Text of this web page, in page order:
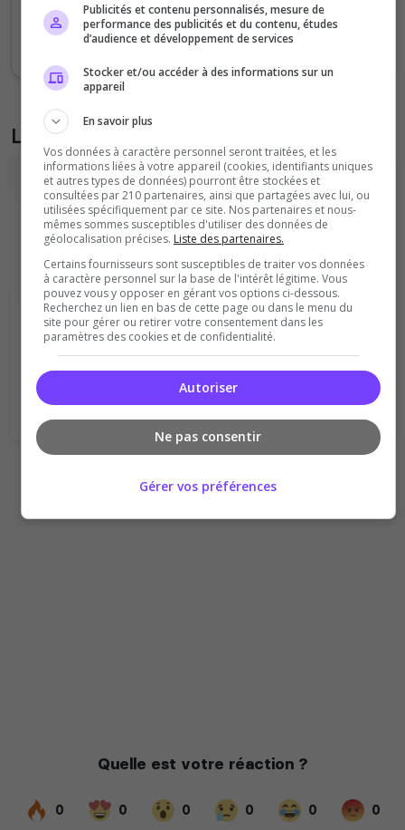
Sept Oct Nov Déc Jan Fév Mars Avr Mai Juil
Votes Clics
Liste des avis du serveur
Il n'y a pas encore d'avis sur ce serveur.
Qualité
Staff du serveur
Ambiance
Disponibilité
Donner le premier avis
Publicités et contenu personnalisés, mesure de
performance des publicités et du contenu, études
d’audience et développement de services
Stocker et/ou accéder à des informations sur un
appareil
En savoir plus
Vos données à caractère personnel seront traitées, et les
informations liées à votre appareil (cookies, identifiants uniques
et autres types de données) pourront être stockées et
consultées par 210 partenaires, ainsi que partagées avec lui, ou
utilisées spécifiquement par ce site. Nos partenaires et nous-
mêmes sommes susceptibles d'utiliser des données de
géolocalisation précises. Liste des partenaires.
Certains fournisseurs sont susceptibles de traiter vos données
à caractère personnel sur la base de l'intérêt légitime. Vous
pouvez vous y opposer en gérant vos options ci-dessous.
Recherchez un lien en bas de cette page ou dans le menu du
site pour gérer ou retirer votre consentement dans les
paramètres des cookies et de confidentialité.
Autoriser
Ne pas consentir
Gérer vos préférences